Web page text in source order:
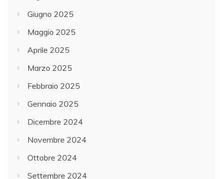
Giugno 2025
Maggio 2025
Aprile 2025
Marzo 2025
Febbraio 2025
Gennaio 2025
Dicembre 2024
Novembre 2024
Ottobre 2024
Settembre 2024